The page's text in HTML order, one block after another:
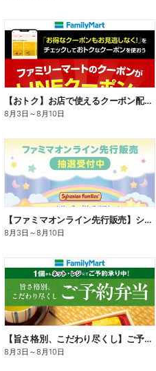
【おトク】お店で使えるクーポン配信中
8月3日 ～8月10日
【ファミマオンライン先行販売】シルバニアファミリー
8月3日 ～8月10日
【旨さ格別、こだわり尽くし】ご予約弁当
8月3日 ～8月10日